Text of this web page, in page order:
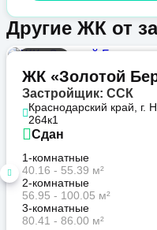
Другие ЖК от
ЖК «Золотой
Застройщик: ССК
Краснодарский край, г.
264к1
Сдан
1-комнатные
40.16 - 55.39 м²
2-комнатные
56.95 - 100.05 м²
3-комнатные
80.41 - 86.00 м²